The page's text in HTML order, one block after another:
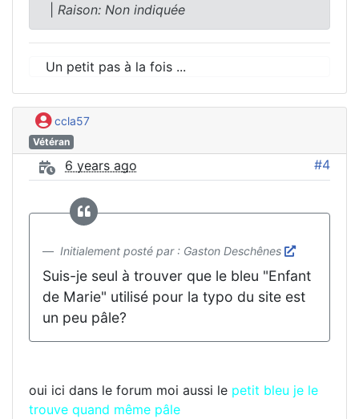
Raison: Non indiquée
Un petit pas à la fois ...
ccla57
Vétéran
6 years ago #4
Initialement posté par : Gaston Deschênes
Suis-je seul à trouver que le bleu "Enfant
de Marie" utilisé pour la typo du site est
un peu pâle?
oui ici dans le forum moi aussi le petit bleu je le
trouve quand même pâle